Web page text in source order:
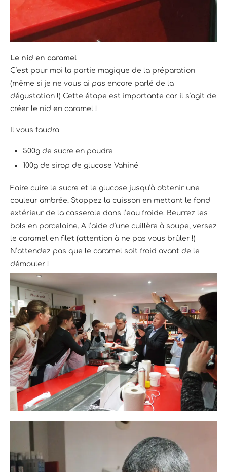
Le nid en caramel
C’est pour moi la partie magique de la préparation
(même si je ne vous ai pas encore parlé de la
dégustation !) Cette étape est importante car il s’agit de
créer le nid en caramel !
Il vous faudra
500g de sucre en poudre
100g de sirop de glucose Vahiné
Faire cuire le sucre et le glucose jusqu’à obtenir une
couleur ambrée. Stoppez la cuisson en mettant le fond
extérieur de la casserole dans l’eau froide. Beurrez les
bols en porcelaine. A l’aide d’une cuillère à soupe, versez
le caramel en filet (attention à ne pas vous brûler !)
N’attendez pas que le caramel soit froid avant de le
démouler !